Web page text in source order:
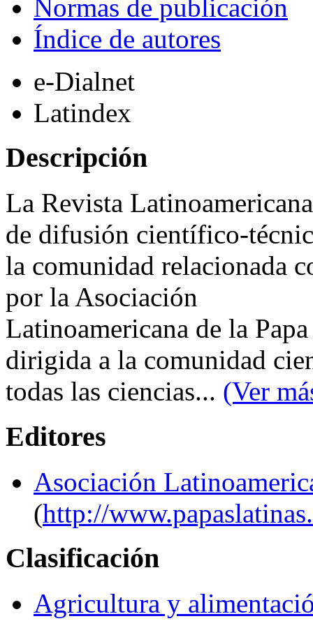
Normas de publicación
Índice de autores
e-Dialnet
Latindex
Descripción
La Revista
de difusión científico-
la comunidad relacionada
por la Asociación
Latinoamericana de la
dirigida a la comunidad
todas las ciencias... (Ver
Editores
Asociación
(http://
Clasificación
Agricultura y